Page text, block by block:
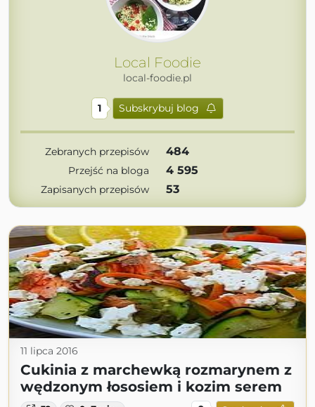
Local Foodie
local-foodie.pl
1 Subskrybuj blog
Zebranych przepisów 484
Przejść na bloga 4 595
Zapisanych przepisów 53
11 lipca 2016
Cukinia z marchewką rozmarynem z
wędzonym łososiem i kozim serem